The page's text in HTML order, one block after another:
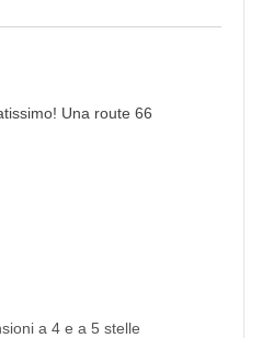
Una route 66
a 4 e a 5 stelle